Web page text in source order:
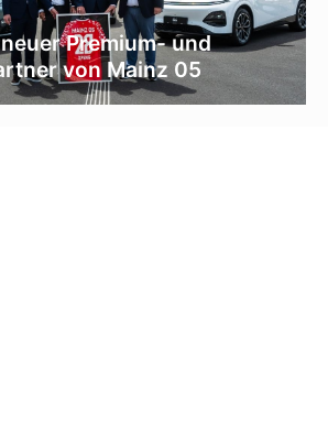
Premium- und
von Mainz 05